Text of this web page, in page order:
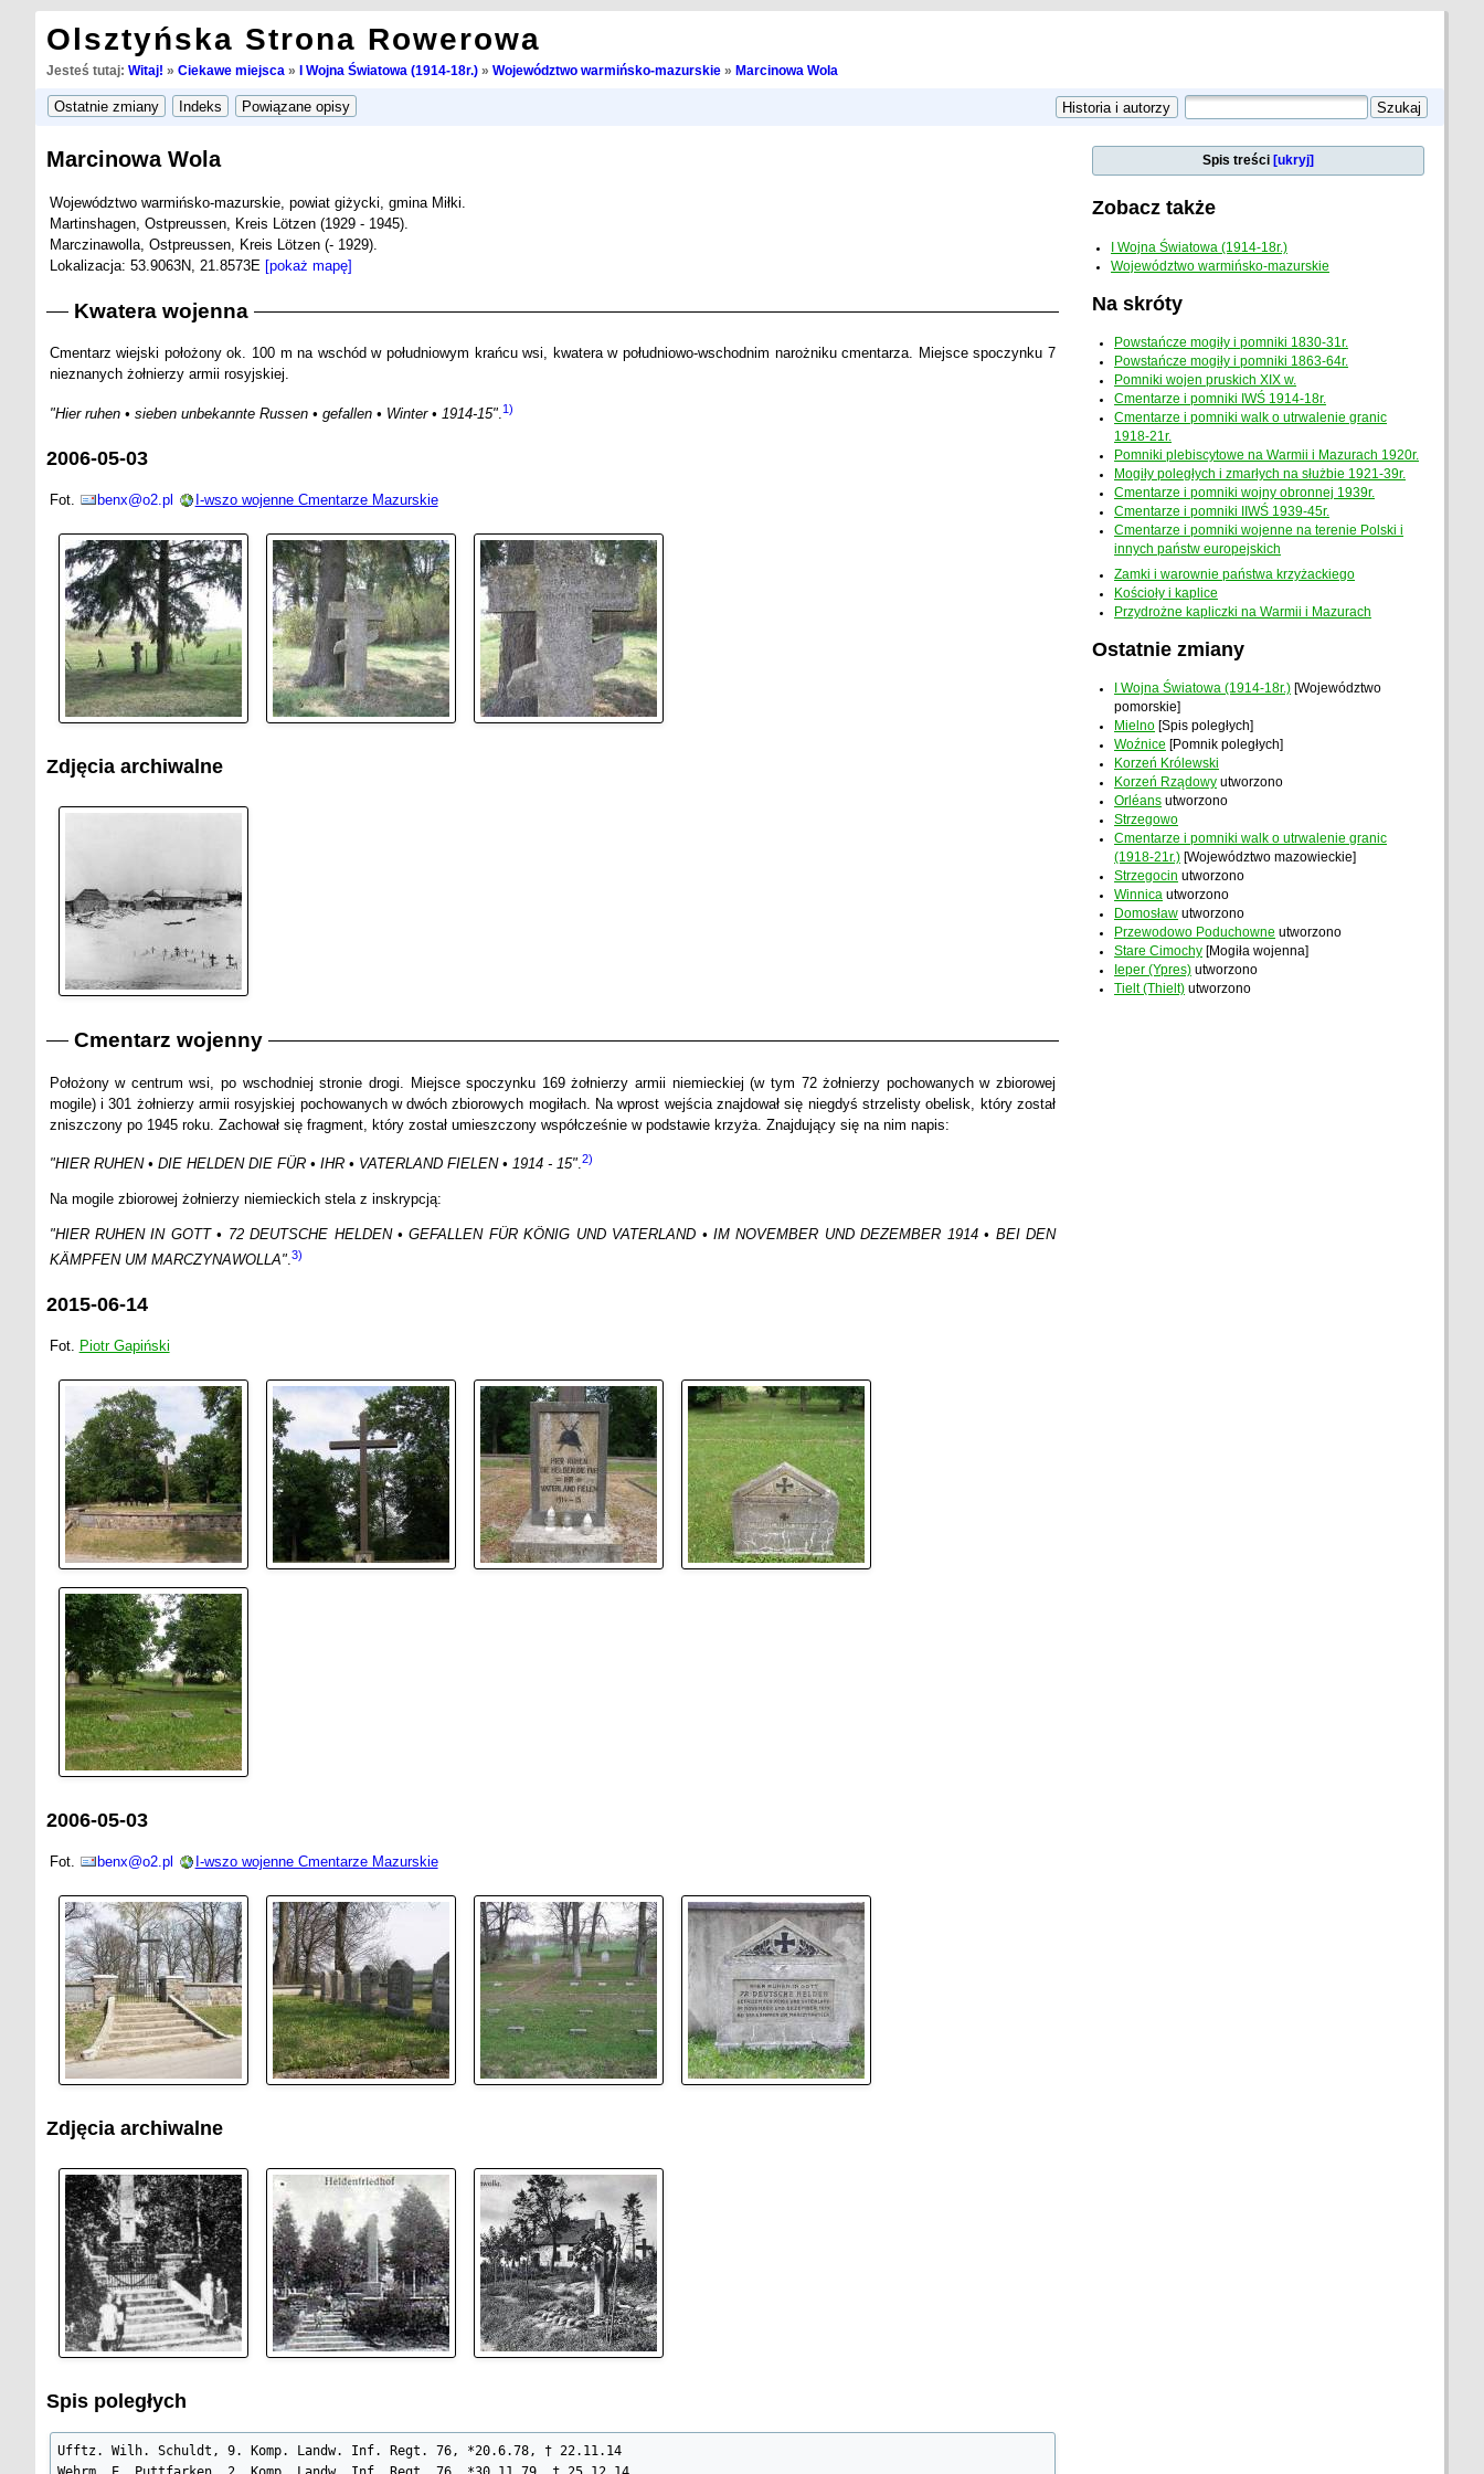
Olsztyńska Strona Rowerowa
Jesteś tutaj: Witaj! » Ciekawe miejsca » I Wojna Światowa (1914-18r.)» Województwo warmińsko-mazurskie» Marcinowa Wola
Marcinowa Wola
Województwo warmińsko-mazurskie, powiat giżycki, gmina Miłki.
Martinshagen, Ostpreussen, Kreis Lötzen (1929 - 1945).
Marczinawolla, Ostpreussen, Kreis Lötzen (- 1929).
Lokalizacja: 53.9063N, 21.8573E [pokaż mapę]
Kwatera wojenna
Cmentarz wiejski położony ok. 100 m na wschód w południowym krańcu wsi, kwatera w południowo-wschodnim narożniku cmentarza. Miejsce spoczynku 7
nieznanych żołnierzy armii rosyjskiej.
"Hier ruhen • sieben unbekannte Russen • gefallen • Winter • 1914-15".1)
2006-05-03
Fot. benx@o2.pl I-wszo wojenne Cmentarze Mazurskie
Zdjęcia archiwalne
Cmentarz wojenny
Położony w centrum wsi, po wschodniej stronie drogi. Miejsce spoczynku 169 żołnierzy armii niemieckiej (w tym 72 żołnierzy pochowanych w zbiorowej
mogile) i 301 żołnierzy armii rosyjskiej pochowanych w dwóch zbiorowych mogiłach. Na wprost wejścia znajdował się niegdyś strzelisty obelisk, który został
zniszczony po 1945 roku. Zachował się fragment, który został umieszczony współcześnie w podstawie krzyża. Znajdujący się na nim napis:
"HIER RUHEN • DIE HELDEN DIE FÜR • IHR • VATERLAND FIELEN • 1914 - 15".2)
Na mogile zbiorowej żołnierzy niemieckich stela z inskrypcją:
"HIER RUHEN IN GOTT • 72 DEUTSCHE HELDEN • GEFALLEN FÜR KÖNIG UND VATERLAND • IM NOVEMBER UND DEZEMBER 1914 • BEI DEN
KÄMPFEN UM MARCZYNAWOLLA".3)
2015-06-14
Fot. Piotr Gapiński
2006-05-03
Fot. benx@o2.pl I-wszo wojenne Cmentarze Mazurskie
Zdjęcia archiwalne
Spis poległych
Ufftz. Wilh. Schuldt, 9. Komp. Landw. Inf. Regt. 76, *20.6.78, † 22.11.14
Spis treści [ukryj]
Zobacz także
I Wojna Światowa (1914-18r.)
Województwo warmińsko-mazurskie
Na skróty
Powstańcze mogiły i pomniki 1830-31r.
Powstańcze mogiły i pomniki 1863-64r.
Pomniki wojen pruskich XIX w.
Cmentarze i pomniki IWŚ 1914-18r.
Cmentarze i pomniki walk o utrwalenie granic
1918-21r.
Pomniki plebiscytowe na Warmii i Mazurach 1920r.
Mogiły poległych i zmarłych na służbie 1921-39r.
Cmentarze i pomniki wojny obronnej 1939r.
Cmentarze i pomniki IIWŚ 1939-45r.
Cmentarze i pomniki wojenne na terenie Polski i
innych państw europejskich
Zamki i warownie państwa krzyżackiego
Kościoły i kaplice
Przydrożne kapliczki na Warmii i Mazurach
Ostatnie zmiany
I Wojna Światowa (1914-18r.) [Województwo
pomorskie]
Mielno [Spis poległych]
Woźnice [Pomnik poległych]
Korzeń Królewski
Korzeń Rządowy utworzono
Orléans utworzono
Strzegowo
Cmentarze i pomniki walk o utrwalenie granic
(1918-21r.) [Województwo mazowieckie]
Strzegocin utworzono
Winnica utworzono
Domosław utworzono
Przewodowo Poduchowne utworzono
Stare Cimochy [Mogiła wojenna]
Ieper (Ypres) utworzono
Tielt (Thielt) utworzono